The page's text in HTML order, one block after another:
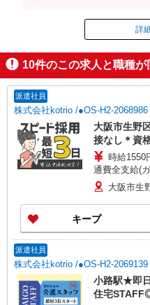
掲載
詳
10件のこの求人と職種が
派遣社員
株式会社kotrio /●OS-H2-2068986
大阪市生野
接なし＊資
時給
通費全支給(
大阪市生
キープ
派遣社員
株式会社kotrio /●OS-H2-2069139
小路駅★即
住宅